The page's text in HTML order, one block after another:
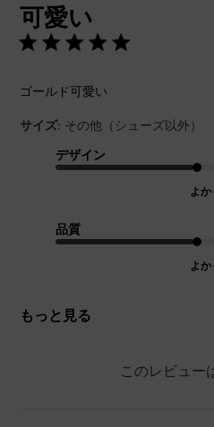
可愛い
ゴールド可愛い
サイズ: その他（シューズ以外）
デザイン
よか
品質
よか
もっと見る
このレビュー